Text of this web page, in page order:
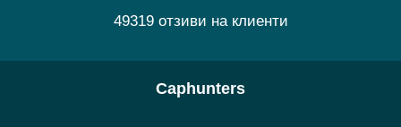
49319 отзиви на клиенти
Caphunters